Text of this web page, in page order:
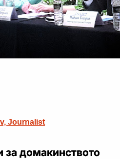
Journalist
за домакинството